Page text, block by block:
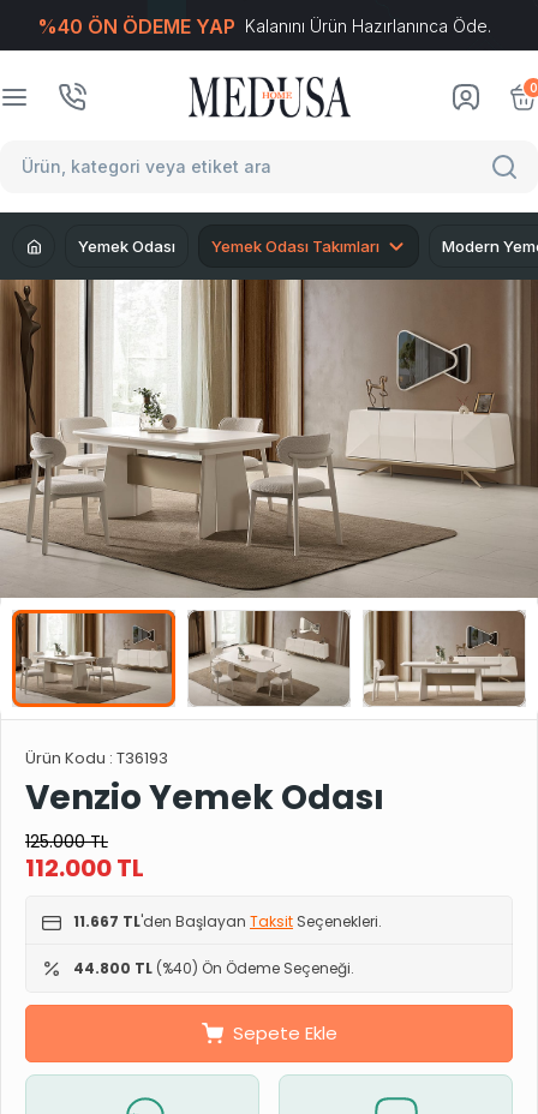
%40 ÖN ÖDEME YAP Kalanını Ürün Hazırlanınca Öde.
0
Yemek Odası Yemek Odası Takımları Modern
Ürün Kodu : T36193
Venzio Yemek Odası
125.000TL
112.000TL
11.667 TL'den Başlayan Taksit Seçenekleri.
44.800 TL (%40) Ön Ödeme Seçeneği.
Sepete Ekle
T-Soft E-Ticaret Sistemleriyle Hazırlanmıştır.